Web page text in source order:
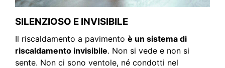
SILENZIOSO E INVISIBILE
Il riscaldamento a pavimento è un sistema di
riscaldamento invisibile. Non si vede e non si
sente. Non ci sono ventole, né condotti nel